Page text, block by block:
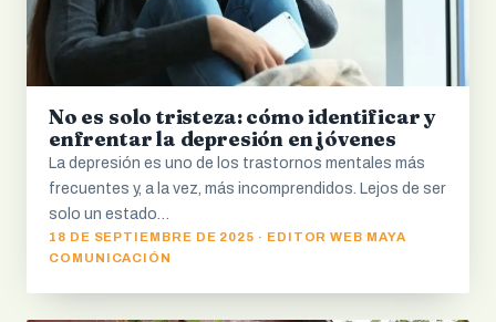
No es solo tristeza: cómo identificar y
enfrentar la depresión en jóvenes
La depresión es uno de los trastornos mentales más
frecuentes y, a la vez, más incomprendidos. Lejos de ser
solo un estado…
18 DE SEPTIEMBRE DE 2025 · EDITOR WEB MAYA
COMUNICACIÓN